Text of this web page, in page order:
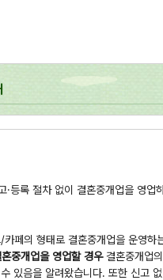
·등록 절차 없이 결혼중개업을 영
페의 형태로 결혼중개업을 운영하
중개업을 영업할 경우결혼중개업
있음을 알려왔습니다. 또한 신고